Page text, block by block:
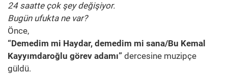
24 saatte çok şey değişiyor.
Bugün ufukta ne var?
Önce,
“Demedim mi Haydar, demedim mi sana/Bu Kemal
Kayyımdaroğlu görev adamı” dercesine muzipçe
güldü.